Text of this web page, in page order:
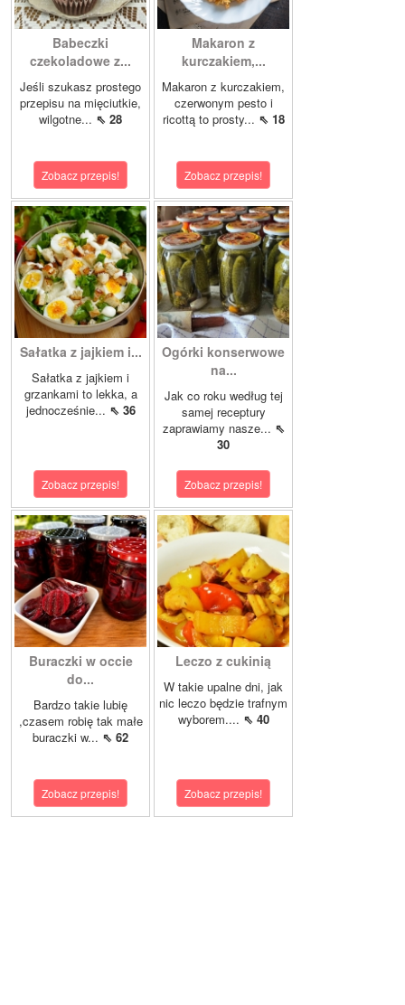
Babeczki
czekoladowe z...
Jeśli szukasz prostego
przepisu na mięciutkie,
wilgotne... ⇖ 28
Zobacz przepis!
Makaron z
kurczakiem,...
Makaron z kurczakiem,
czerwonym pesto i
ricottą to prosty... ⇖ 18
Zobacz przepis!
Sałatka z jajkiem i...
Sałatka z jajkiem i
grzankami to lekka, a
jednocześnie... ⇖ 36
Zobacz przepis!
Ogórki konserwowe
na...
Jak co roku według tej
samej receptury
zaprawiamy nasze... ⇖
30
Zobacz przepis!
Buraczki w occie
do...
Bardzo takie lubię
,czasem robię tak małe
buraczki w... ⇖ 62
Zobacz przepis!
Leczo z cukinią
W takie upalne dni, jak
nic leczo będzie trafnym
wyborem.... ⇖ 40
Zobacz przepis!